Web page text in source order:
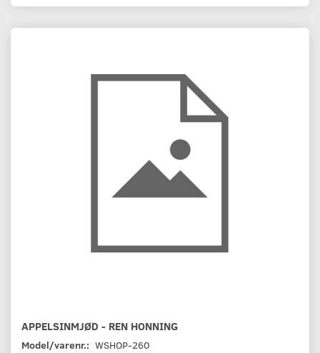
APPELSINMJØD - REN HONNING
Model/varenr.: WSHOP-260